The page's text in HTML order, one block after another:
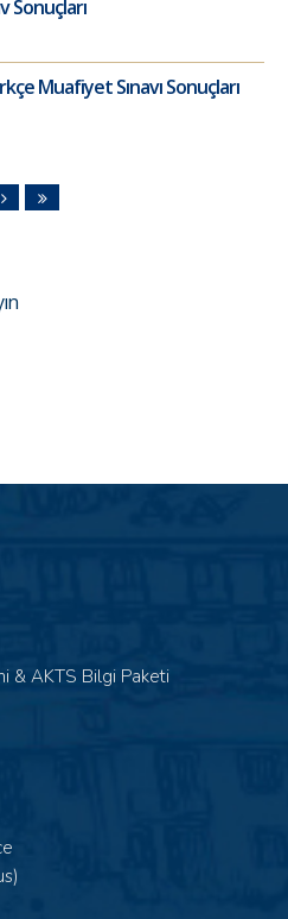
Sonuçları
Muafiyet Sınavı Sonuçları
& AKTS Bilgi Paketi